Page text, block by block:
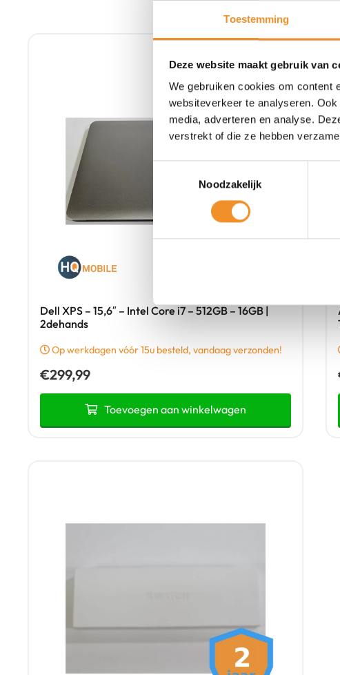
Toestemming
Deze website maakt gebruik van
We gebruiken cookies om content
websiteverkeer te analyseren.
media, adverteren en analyse.
verstrekt of die ze hebben
Noodzakelijk
Dell XPS – 15,6″ – Intel Core i7 – 512GB – 16GB |
2dehands
Op werkdagen vóór 15u besteld, vandaag verzonden!
€299,99
Toevoegen aan winkelwagen
Tweedehands